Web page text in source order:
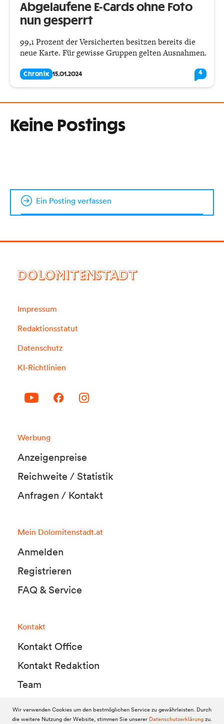
Abgelaufene E-Cards ohne Foto
nun gesperrt
99,1 Prozent der Versicherten besitzen bereits die
neue Karte. Für gewisse Gruppen gelten Ausnahmen.
Chronik 15.01.2024 4
Keine Postings
Ein Posting verfassen
DOLOMITENSTADT
Impressum
Redaktionsstatut
Datenschutz
KI-Richtlinien
Werbung
Anzeigenpreise
Reichweite / Statistik
Anfragen / Kontakt
Mein Dolomitenstadt.at
Anmelden
Registrieren
FAQ & Service
Kontakt
Kontakt Office
Kontakt Redaktion
Team
© 2010-2026 Dolomitenstadt.at
Wir verwenden Cookies um den bestmöglichen Service zu gewährleisten. Durch
die weitere Nutzung der Website, stimmen Sie unserer Datenschutzerklärungzu.